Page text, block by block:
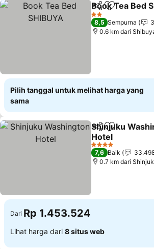
Bagikan
Book Tea Bed
2 Bintang
8,5 Sempurna
0.6 km dari
Pilih tanggal untuk melihat harga yang
sama
Bagikan
Shinjuku
Hotel
4 Bintang
7,6 Baik
0.7 km dari
Dari Rp 1.453.524
Lihat harga dari 8 situs web